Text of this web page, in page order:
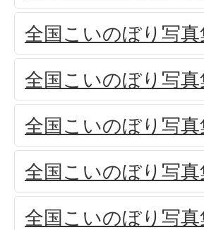
全国こいのぼり写真
全国こいのぼり写真
全国こいのぼり写真
全国こいのぼり写真
全国こいのぼり写真